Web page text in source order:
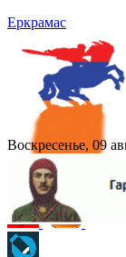
Еркрамас
Воскресенье, 09